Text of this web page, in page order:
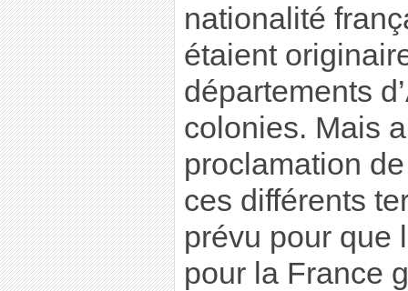
nationalité
étaient
départements
colonies. Mais
proclamation
ces différents
prévu pour que
pour la France